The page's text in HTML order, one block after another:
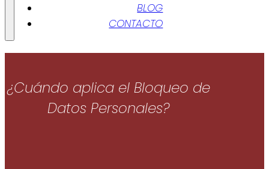
BLOG
CONTACTO
¿Cuándo aplica el Bloqueo de
Datos Personales?